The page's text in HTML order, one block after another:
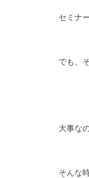
セミナ
でも、
大事な
そんな